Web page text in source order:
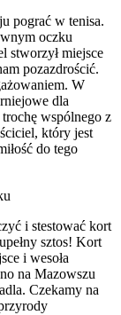
pograć w tenisa.
oczku
stworzył miejsce
pozazdrościć.
W
dla
wspólnego z
który jest
do tego
i stestować kort
sztos! Kort
i wesoła
na Mazowszu
Czekamy na